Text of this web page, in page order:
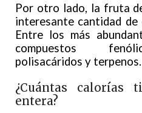
Por otro lado, la fruta
interesante cantidad de
Entre los más
compuestos
polisacáridos y terpenos.
¿Cuántas calorías
entera?